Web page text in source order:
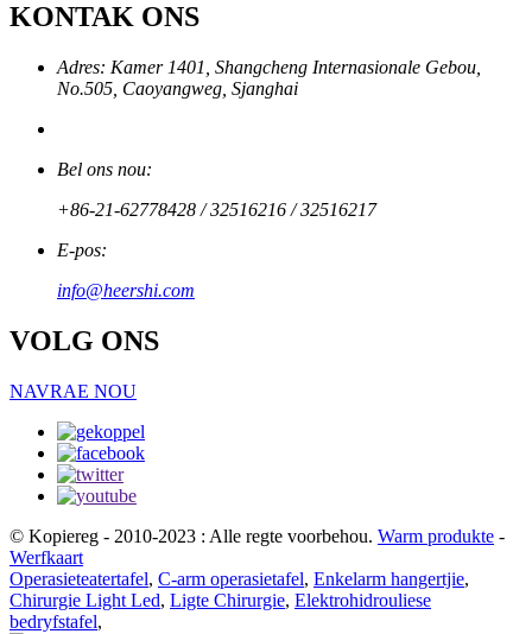
KONTAK ONS
Adres: Kamer 1401, Shangcheng Internasionale Gebou,
No.505, Caoyangweg, Sjanghai
Bel ons nou:
+86-21-62778428 / 32516216 / 32516217
E-pos:
info@heershi.com
VOLG ONS
NAVRAE NOU
© Kopiereg - 2010-2023 : Alle regte voorbehou. Warm produkte -
Werfkaart
Operasieteatertafel, C-arm operasietafel, Enkelarm hangertjie,
Chirurgie Light Led, Ligte Chirurgie, Elektrohidrouliese
bedryfstafel,